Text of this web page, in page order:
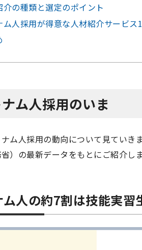
介の種類と選定のポイント
ム人採用が得意な人材紹介サービス
ム人採用のいま
ム人採用の動向について見てい
）の最新データをもとにご紹介しま
人の約7割は技能実習